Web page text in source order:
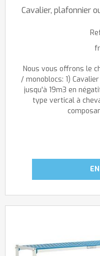
Cavalier, plafonnier
Nous vous offrons le
/ monoblocs: 1)
jusqu'à 19m3 en
type vertical à